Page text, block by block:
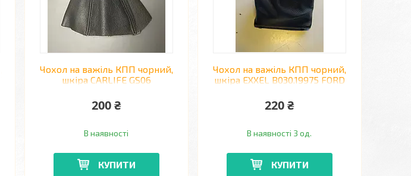
Чохол на важіль КПП чорний,
шкіра CARLIFE GS06
200 ₴
В наявності
КУПИТИ
Чохол на важіль КПП чорний,
шкіра EXXEL B030.19975 FORD
220 ₴
В наявності 3 од.
КУПИТИ